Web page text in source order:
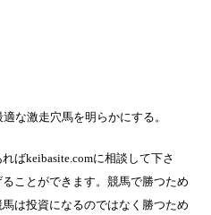
な激走穴馬を明らかにする。
ばkeibasite.comに相談して下さ
ことができます。競馬で勝つため
は投資になるのではなく勝つため